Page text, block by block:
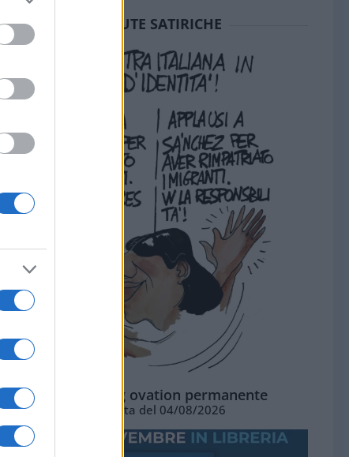
SEDUTE SATIRICHE
La standing ovation permanente
Vignetta del 04/08/2026